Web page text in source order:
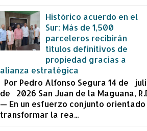
Histórico acuerdo en el
Sur: Más de 1,500
parceleros recibirán
títulos definitivos de
propiedad gracias a
alianza estratégica
Por Pedro Alfonso Segura 14 de
de 2026 San Juan de la Maguana,
— En un esfuerzo conjunto orientado
transformar la rea...